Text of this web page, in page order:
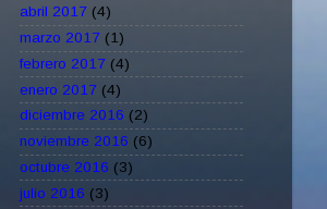
abril 2017 (4)
marzo 2017 (1)
febrero 2017 (4)
enero 2017 (4)
diciembre 2016 (2)
noviembre 2016 (6)
octubre 2016 (3)
julio 2016 (3)